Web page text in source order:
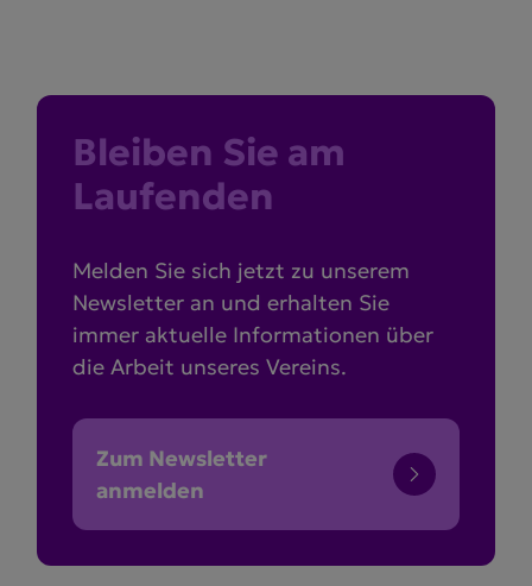
Bleiben Sie am
Laufenden
Melden Sie sich jetzt zu unserem
Newsletter an und erhalten Sie
immer aktuelle Informationen über
die Arbeit unseres Vereins.
Zum Newsletter
anmelden